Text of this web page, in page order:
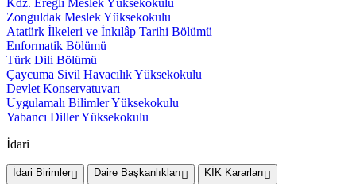
Kdz. Ereğli Meslek Yüksekokulu
Zonguldak Meslek Yüksekokulu
Atatürk İlkeleri ve İnkılâp Tarihi Bölümü
Enformatik Bölümü
Türk Dili Bölümü
Çaycuma Sivil Havacılık Yüksekokulu
Devlet Konservatuvarı
Uygulamalı Bilimler Yüksekokulu
Yabancı Diller Yüksekokulu
İdari
İdari Birimler Daire Başkanlıkları KİK Kararları